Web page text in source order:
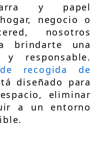
y papel
negocio o
nosotros
brindarte una
responsable.
recogida de
diseñado para
eliminar
a un entorno